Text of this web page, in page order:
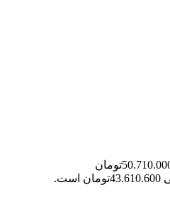
قیمت اصلی 50.710.000تومان